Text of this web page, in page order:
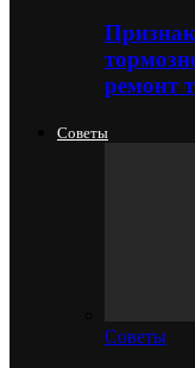
ремонт
Советы
Советы